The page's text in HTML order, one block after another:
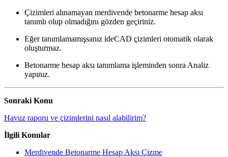
Çizimleri alınamayan merdivende betonarme hesap aksı
tanımlı olup olmadığını gözden geçiriniz.
Eğer tanımlamamışsanız ideCAD çizimleri otomatik olarak
oluşturmaz.
Betonarme hesap aksı tanımlama işleminden sonra Analiz
yapınız.
Sonraki Konu
Havuz raporu ve çizimlerini nasıl alabilirim?
İlgili Konular
Merdivende Betonarme Hesap Aksı Çizme